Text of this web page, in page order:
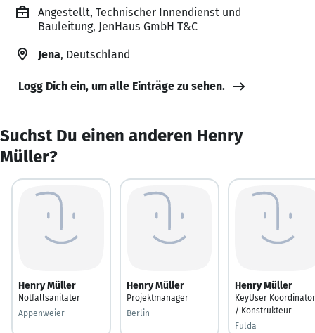
Angestellt, Technischer Innendienst und
Bauleitung, JenHaus GmbH T&C
Jena, Deutschland
Logg Dich ein, um alle Einträge zu sehen.
Suchst Du einen anderen Henry
Müller?
Henry Müller
Notfallsanitäter
Appenweier
Henry Müller
Projektmanager
Berlin
Henry Müller
KeyUser Koordinator
/ Konstrukteur
Fulda